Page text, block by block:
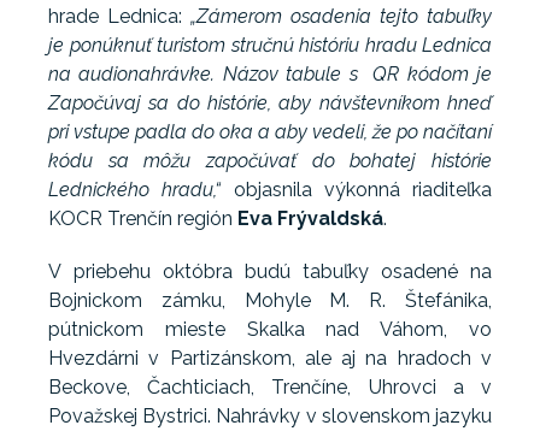
hrade Lednica: „Zámerom osadenia tejto tabuľky
je ponúknuť turistom stručnú históriu hradu Lednica
na audionahrávke. Názov tabule s QR kódom je
Započúvaj sa do histórie, aby návštevníkom hneď
pri vstupe padla do oka a aby vedeli, že po načítaní
kódu sa môžu započúvať do bohatej histórie
Lednického hradu,“ objasnila výkonná riaditeľka
KOCR Trenčín región Eva Frývaldská.
V priebehu októbra budú tabuľky osadené na
Bojnickom zámku, Mohyle M. R. Štefánika,
pútnickom mieste Skalka nad Váhom, vo
Hvezdárni v Partizánskom, ale aj na hradoch v
Beckove, Čachticiach, Trenčíne, Uhrovci a v
Považskej Bystrici. Nahrávky v slovenskom jazyku